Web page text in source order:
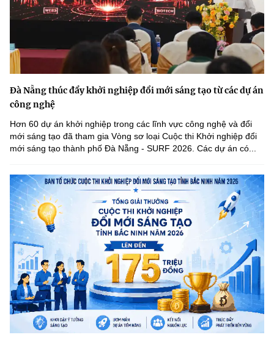
Đà Nẵng thúc đẩy khởi nghiệp đổi mới sáng tạo từ các dự án
công nghệ
Hơn 60 dự án khởi nghiệp trong các lĩnh vực công nghệ và đổi
mới sáng tạo đã tham gia Vòng sơ loại Cuộc thi Khởi nghiệp đổi
mới sáng tạo thành phố Đà Nẵng - SURF 2026. Các dự án có...